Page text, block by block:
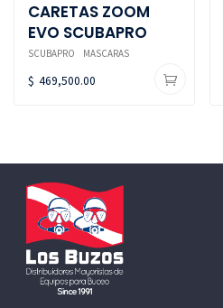
CARETAS ZOOM
EVO SCUBAPRO
SCUBAPRO MASCARAS
$ 469,500.00